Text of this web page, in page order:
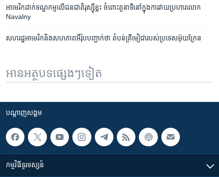
អាមេរិក​ដាក់​ទណ្ឌកម្ម​លើ​ជនជាតិ​រុស្ស៊ីខ្លះ ចំពោះ​តួនាទី​នៅក្នុង​ការវាយ​ប្រហារ​លោក
Navalny
សហរដ្ឋ​អាមេរិក​និង​សហភាព​អឺរ៉ុប​បញ្ជាក់​ថា​ តំបន់​គ្រីមៀ​ជា​របស់​ប្រទេស​អ៊ុយក្រែន
អានអត្ថបទផ្សេងៗទៀត
បណ្តាញ​សង្គម
កម្មវិធី​ទូរទស្សន៍